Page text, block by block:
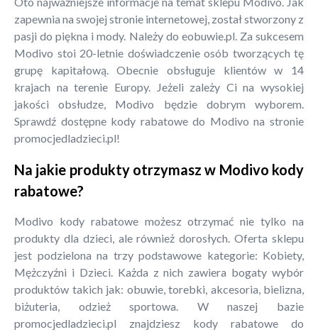
zapewnia na swojej stronie internetowej, został stworzony z
pasji do piękna i mody. Należy do eobuwie.pl. Za sukcesem
Modivo stoi 20-letnie doświadczenie osób tworzących tę
grupę kapitałową. Obecnie obsługuje klientów w 14
krajach na terenie Europy. Jeżeli zależy Ci na wysokiej
jakości obsłudze, Modivo będzie dobrym wyborem.
Sprawdź dostępne kody rabatowe do Modivo na stronie
promocjedladzieci.pl!
Na jakie produkty otrzymasz w Modivo kody
rabatowe?
Modivo kody rabatowe możesz otrzymać nie tylko na
produkty dla dzieci, ale również dorosłych. Oferta sklepu
jest podzielona na trzy podstawowe kategorie: Kobiety,
Mężczyźni i Dzieci. Każda z nich zawiera bogaty wybór
produktów takich jak: obuwie, torebki, akcesoria, bielizna,
biżuteria, odzież sportowa. W naszej bazie
promocjedladzieci.pl znajdziesz kody rabatowe do